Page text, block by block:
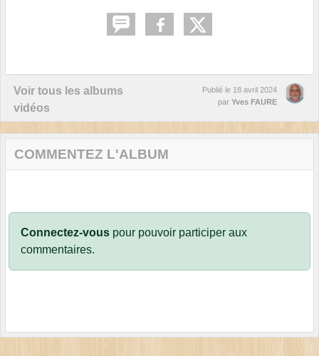
Voir tous les albums
vidéos
Publié le 18 avril 2024
par Yves FAURE
COMMENTEZ L'ALBUM
Connectez-vous pour pouvoir participer aux
commentaires.